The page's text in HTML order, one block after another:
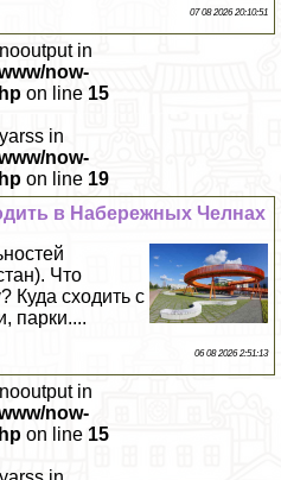
07 08 2026 20:10:51
in
now-
on line 15
in
now-
on line 19
в Набережных Челнах
Что
Куда сходить с
парки....
06 08 2026 2:51:13
in
now-
on line 15